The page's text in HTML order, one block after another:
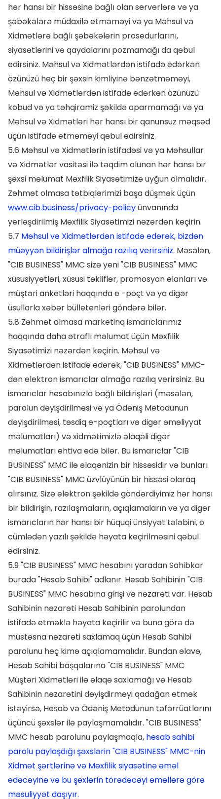
hər hansı bir hissəsinə bağlı olan serverlərə və ya
şəbəkələrə müdaxilə etməməyi və ya Məhsul və
Xidmətlərə bağlı şəbəkələrin prosedurlarını,
siyasətlərini və qaydalarını pozmamağı da qəbul
edirsiniz. Məhsul və Xidmətlərdən istifadə edərkən
özünüzü heç bir şəxsin kimliyinə bənzətməməyi,
Məhsul və Xidmətlərdən istifadə edərkən özünüzü
kobud və ya təhqiramiz şəkildə aparmamağı və ya
Məhsul və Xidmətləri hər hansı bir qanunsuz məqsəd
üçün istifadə etməməyi qəbul edirsiniz.
5.6 Məhsul və Xidmətlərin istifadəsi və ya Məhsullar
və Xidmətlər vasitəsi ilə təqdim olunan hər hansı bir
şəxsi məlumat Məxfilik Siyasətimizə uyğun olmalıdır.
Zəhmət olmasa tətbiqlərimizi başa düşmək üçün
www.cib.business/privacy-policyünvanında
yerləşdirilmiş Məxfilik Siyasətimizi nəzərdən keçirin.
5.7 Məhsul və Xidmətlərdən istifadə edərək, bizdən
müəyyən bildirişlər almağa razılıq verirsiniz. Məsələn,
"CIB BUSINESS" MMC sizə yeni "CIB BUSINESS" MMC
xüsusiyyətləri, xüsusi təkliflər, promosyon elanları və
müştəri anketləri haqqında e -poçt və ya digər
üsullarla xəbər bülletenləri göndərə bilər.
5.8 Zəhmət olmasa marketinq ismarıclarımız
haqqında daha ətraflı məlumat üçün Məxfilik
Siyasətimizi nəzərdən keçirin. Məhsul və
Xidmətlərdən istifadə edərək, "CIB BUSINESS" MMC-
dən elektron ismarıclar almağa razılıq verirsiniz. Bu
ismarıclar hesabınızla bağlı bildirişləri (məsələn,
parolun dəyişdirilməsi və ya Ödəniş Metodunun
dəyişdirilməsi, təsdiq e-poçtları və digər əməliyyat
məlumatları) və xidmətimizlə əlaqəli digər
məlumatları ehtiva edə bilər. Bu ismarıclar "CIB
BUSINESS" MMC ilə əlaqənizin bir hissəsidir və bunları
"CIB BUSINESS" MMC üzvlüyünün bir hissəsi olaraq
alırsınız. Sizə elektron şəkildə göndərdiyimiz hər hansı
bir bildirişin, razılaşmaların, açıqlamaların və ya digər
ismarıcların hər hansı bir hüquqi ünsiyyət tələbini, o
cümlədən yazılı şəkildə həyata keçirilməsini qəbul
edirsiniz.
5.9 "CIB BUSINESS" MMC hesabını yaradan Sahibkar
burada "Hesab Sahibi" adlanır. Hesab Sahibinin "CIB
BUSINESS" MMC hesabına girişi və nəzarəti var. Hesab
Sahibinin nəzarəti Hesab Sahibinin parolundan
istifadə etməklə həyata keçirilir və buna görə də
müstəsna nəzarəti saxlamaq üçün Hesab Sahibi
parolunu heç kimə açıqlamamalıdır. Bundan əlavə,
Hesab Sahibi başqalarına "CIB BUSINESS" MMC
Müştəri Xidmətləri ilə əlaqə saxlamağı və Hesab
Sahibinin nəzarətini dəyişdirməyi qadağan etmək
istəyirsə, Hesab və Ödəniş Metodunun təfərrüatlarını
üçüncü şəxslər ilə paylaşmamalıdır. "CIB BUSINESS"
MMC hesab parolunu paylaşmaqla, hesab sahibi
parolu paylaşdığı şəxslərin "CIB BUSINESS" MMC-nin
Xidmət şərtlərinə və Məxfilik siyasətinə əməl
edəcəyinə və bu şəxlərin törədəcəyi əməllərə görə
məsuliyyət daşıyır.